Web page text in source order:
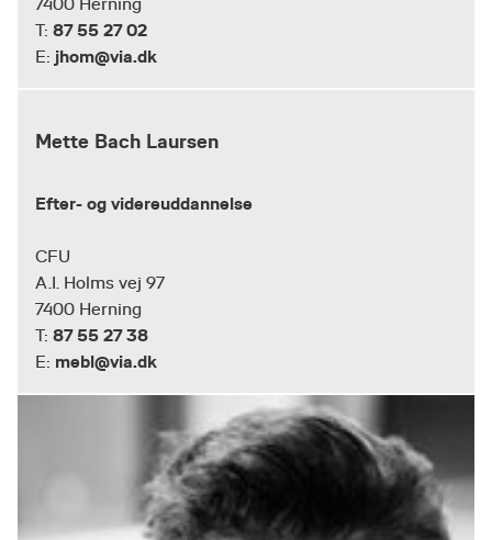
7400 Herning
T: 87 55 27 02
E: jhom@via.dk
Mette Bach Laursen
Efter- og videreuddannelse
CFU
A.I. Holms vej 97
7400 Herning
T: 87 55 27 38
E: mebl@via.dk